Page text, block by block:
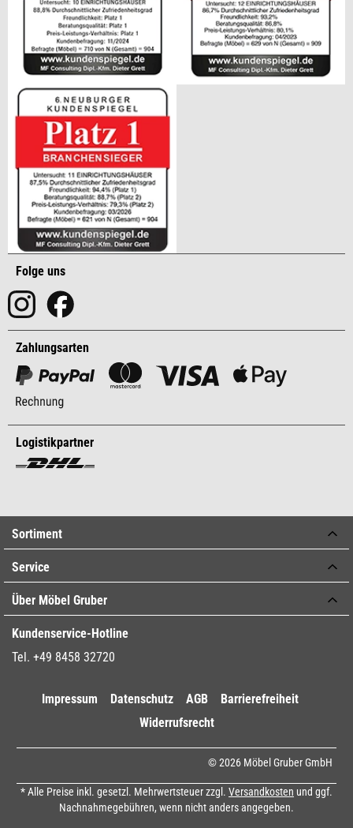
Folge uns
Zahlungsarten
Logistikpartner
Sortiment
Service
Über Möbel Gruber
Kundenservice-Hotline
Tel. +49 8458 32720
Impressum Datenschutz AGB
Barrierefreiheit
Widerrufsrecht
© 2026 Möbel Gruber GmbH
* Alle Preise inkl. gesetzl. Mehrwertsteuer zzgl. Versandkosten und ggf.
Nachnahmegebühren, wenn nicht anders angegeben.